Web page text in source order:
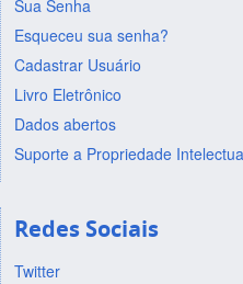
Sua Senha
Esqueceu sua senha?
Cadastrar Usuário
Livro Eletrônico
Dados abertos
Suporte a Propriedade
Redes Sociais
Twitter